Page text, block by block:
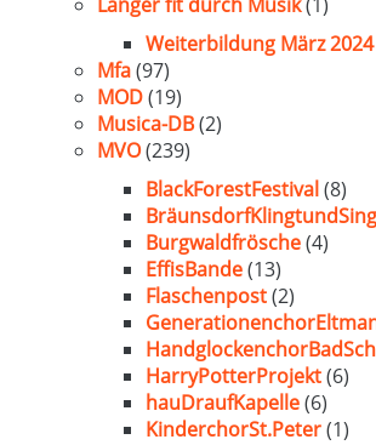
Weiterbildung März 2024
Mfa(97)
MOD(19)
Musica-DB(2)
MVO(239)
BlackForestFestival(8)
Burgwaldfrösche(4)
EffisBande(13)
Flaschenpost(2)
HarryPotterProjekt(6)
hauDraufKapelle(6)
KinderchorSt.Peter(1)